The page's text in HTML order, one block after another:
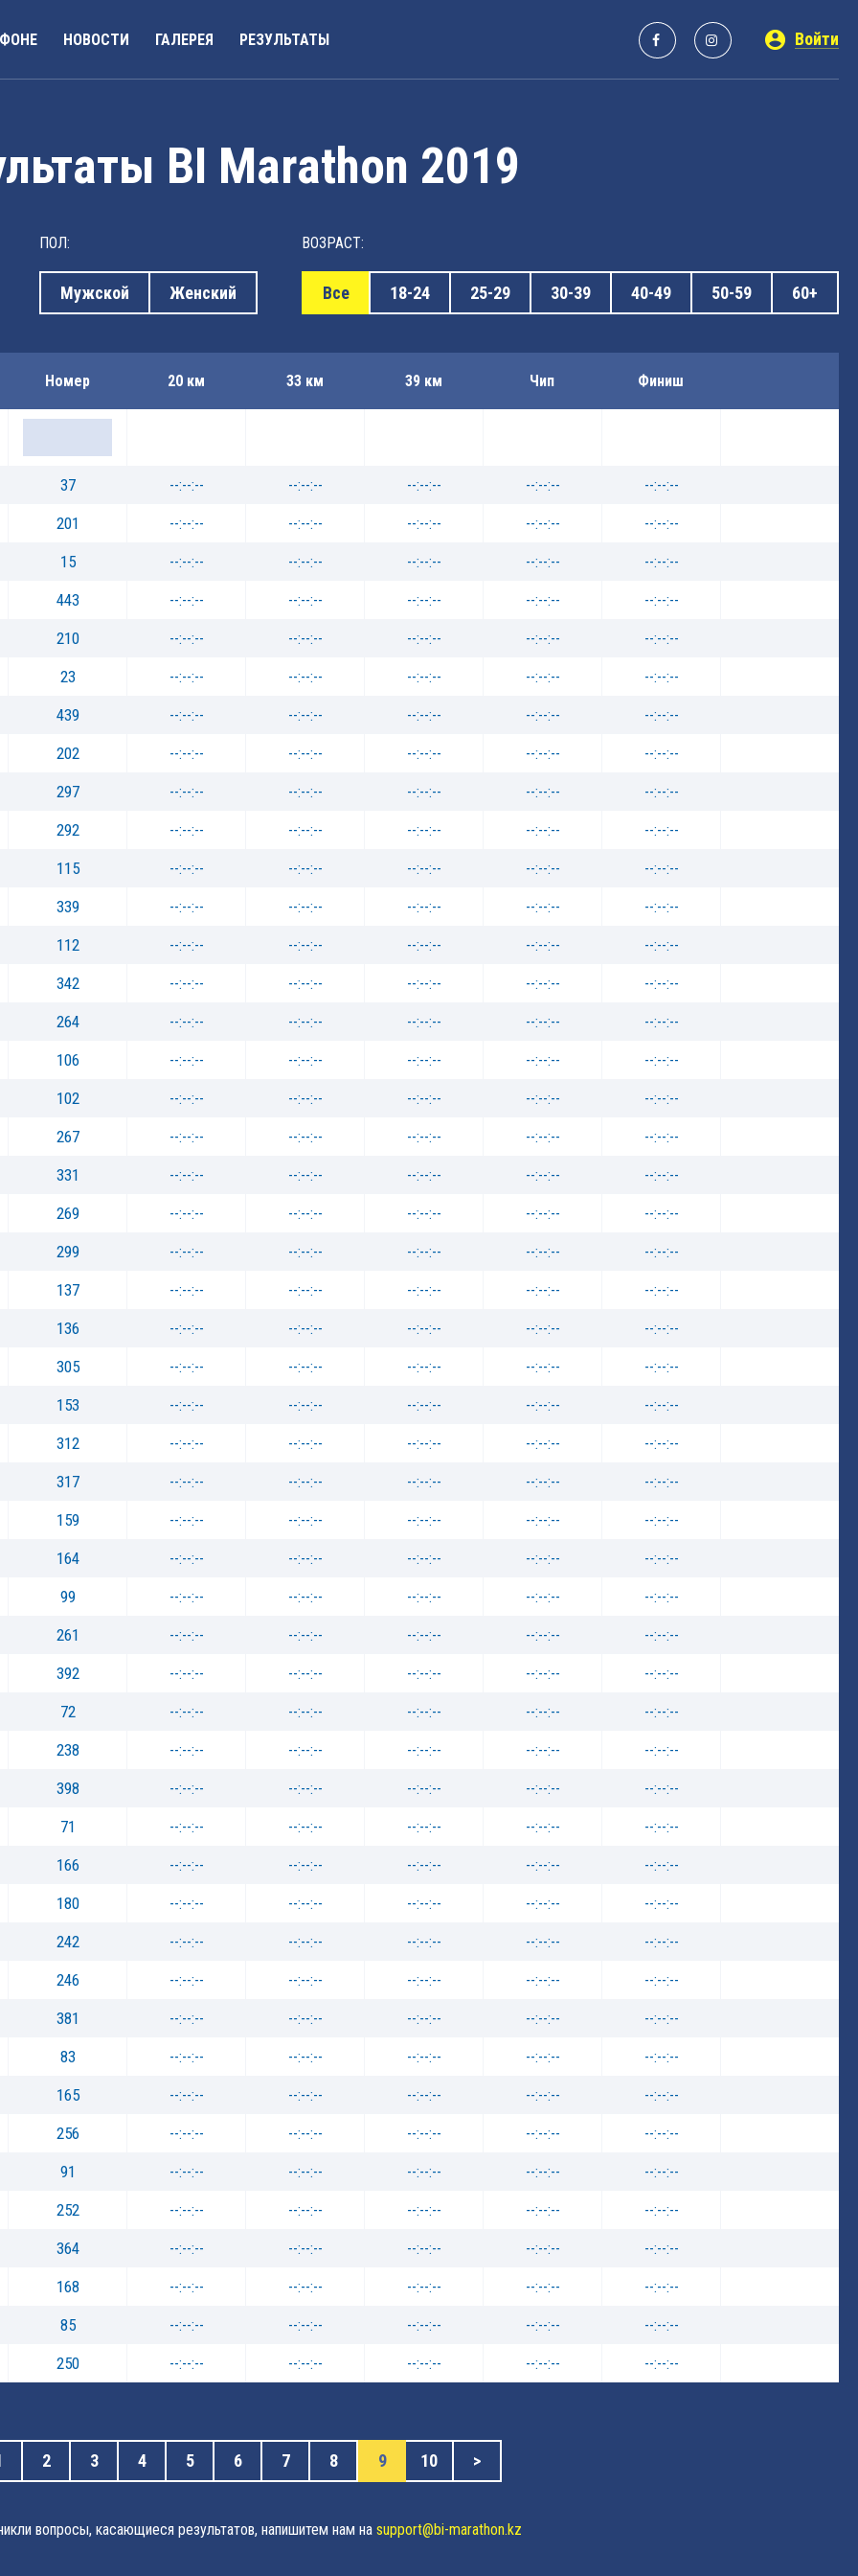
НОВОСТИ ГАЛЕРЕЯ РЕЗУЛЬТАТЫ Войти
BI Marathon 2019
ПОЛ:
Мужской Женский
ВОЗРАСТ:
Все 18-24 25-29 30-39 40-49 50-59 60+
Номер 20 км 33 км 39 км Чип Финиш
37 --:--:-- --:--:-- --:--:-- --:--:--
--:--:--
201
--:--:-- --:--:-- --:--:-- --:--:--
--:--:--
15
--:--:-- --:--:-- --:--:-- --:--:--
--:--:--
443
--:--:-- --:--:-- --:--:-- --:--:--
--:--:--
210
--:--:-- --:--:-- --:--:-- --:--:--
--:--:--
23
--:--:-- --:--:-- --:--:-- --:--:--
--:--:--
439
--:--:-- --:--:-- --:--:-- --:--:--
--:--:--
202
--:--:-- --:--:-- --:--:-- --:--:--
--:--:--
297
--:--:-- --:--:-- --:--:-- --:--:--
--:--:--
292
--:--:-- --:--:-- --:--:-- --:--:--
--:--:--
115
--:--:-- --:--:-- --:--:-- --:--:--
--:--:--
339
--:--:-- --:--:-- --:--:-- --:--:--
--:--:--
112
--:--:-- --:--:-- --:--:-- --:--:--
--:--:--
342
--:--:-- --:--:-- --:--:-- --:--:--
--:--:--
264
--:--:-- --:--:-- --:--:-- --:--:--
--:--:--
106
--:--:-- --:--:-- --:--:-- --:--:--
--:--:--
102
--:--:-- --:--:-- --:--:-- --:--:--
--:--:--
267
--:--:-- --:--:-- --:--:-- --:--:--
--:--:--
331
--:--:-- --:--:-- --:--:-- --:--:--
--:--:--
269
--:--:-- --:--:-- --:--:-- --:--:--
--:--:--
299
--:--:-- --:--:-- --:--:-- --:--:--
--:--:--
137
--:--:-- --:--:-- --:--:-- --:--:--
--:--:--
136
--:--:-- --:--:-- --:--:-- --:--:--
--:--:--
305
--:--:-- --:--:-- --:--:-- --:--:--
--:--:--
153
--:--:-- --:--:-- --:--:-- --:--:--
--:--:--
312
--:--:-- --:--:-- --:--:-- --:--:--
--:--:--
317
--:--:-- --:--:-- --:--:-- --:--:--
--:--:--
159
--:--:-- --:--:-- --:--:-- --:--:--
--:--:--
164
--:--:-- --:--:-- --:--:-- --:--:--
--:--:--
99
--:--:-- --:--:-- --:--:-- --:--:--
--:--:--
261
--:--:-- --:--:-- --:--:-- --:--:--
--:--:--
392
--:--:-- --:--:-- --:--:-- --:--:--
--:--:--
72
--:--:-- --:--:-- --:--:-- --:--:--
--:--:--
238
--:--:-- --:--:-- --:--:-- --:--:--
--:--:--
398
--:--:-- --:--:-- --:--:-- --:--:--
--:--:--
71
--:--:-- --:--:-- --:--:-- --:--:--
--:--:--
166
--:--:-- --:--:-- --:--:-- --:--:--
--:--:--
180
--:--:-- --:--:-- --:--:-- --:--:--
--:--:--
242
--:--:-- --:--:-- --:--:-- --:--:--
--:--:--
246
--:--:-- --:--:-- --:--:-- --:--:--
--:--:--
381
--:--:-- --:--:-- --:--:-- --:--:--
--:--:--
83
--:--:-- --:--:-- --:--:-- --:--:--
--:--:--
165
--:--:-- --:--:-- --:--:-- --:--:--
--:--:--
256
--:--:-- --:--:-- --:--:-- --:--:--
--:--:--
91
--:--:-- --:--:-- --:--:-- --:--:--
--:--:--
252
--:--:-- --:--:-- --:--:-- --:--:--
--:--:--
364
--:--:-- --:--:-- --:--:-- --:--:--
--:--:--
168
--:--:-- --:--:-- --:--:-- --:--:--
--:--:--
85
--:--:-- --:--:-- --:--:-- --:--:--
--:--:--
250
--:--:-- --:--:-- --:--:-- --:--:-- --:--:--
2 3 4 5 6 7 8 9 10 >
вопросы, касающиеся результатов, напишитем нам на support@bi-marathon.kz